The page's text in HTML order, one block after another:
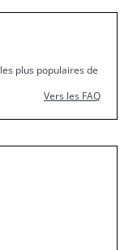
plus populaires de
Vers les FAQ